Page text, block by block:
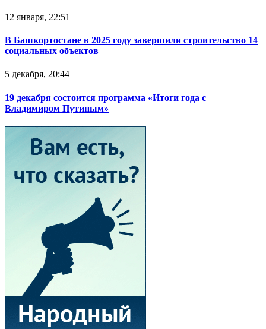
12 января, 22:51
В Башкортостане в 2025 году завершили строительство 14
социальных объектов
5 декабря, 20:44
19 декабря состоится программа «Итоги года с
Владимиром Путиным»